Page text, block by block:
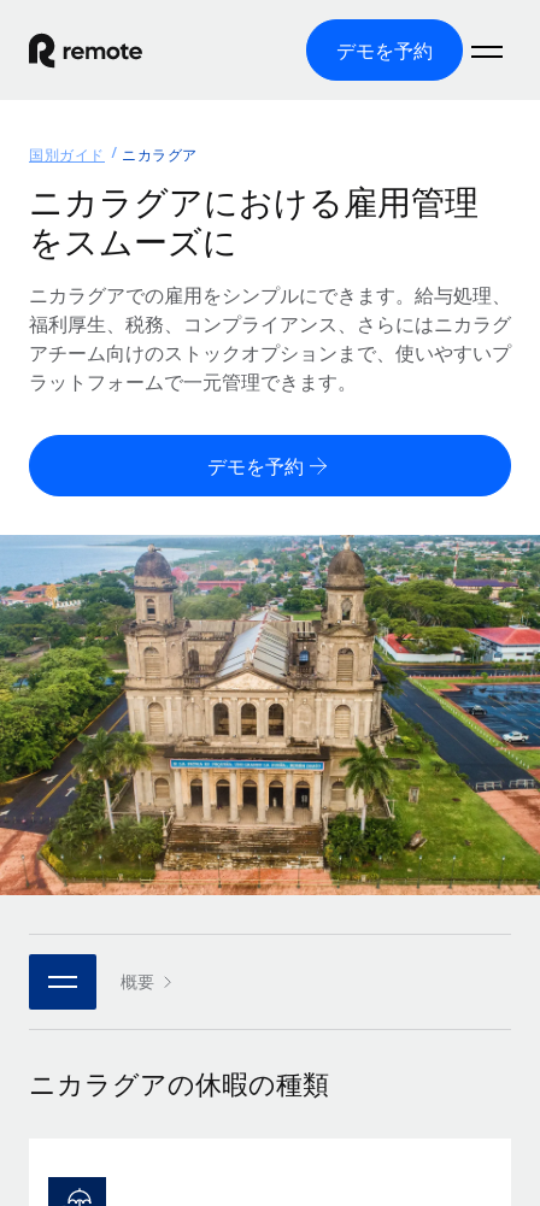
デモを予約
グローバル雇用
グローバル給与処理
コンプライアンス対応の給与処理を手軽に
Employer of Record（EOR）
グローバル展開をコストをかけずに実現
Contractor of Record
世界中の契約社員と法令を遵守して契約
世界中の契約社員をオンボーディングし、管理
PEO
複雑な雇用関連業務を外部委託
インフラ
Remote統合
人事機能をワークフローにシームレスに統合する
プラットフォーム
チームのための人事の基本機能を内蔵
接続 新しい
当社のMCPを使用して、あらゆるAIツールをRemoteに接続
統合
基本的なビジネスツールを活用して業務プロセスを効率化す
グローバル人事・コンプライアンスの専門サポート
ソリューション
各国の制度に対応
国別ガイド
/国別のグローバル雇用支援を検索する
Remoteを他社と比較
成長の段階
スタートアップ
成長中の企業向けのアジャイルなグローバルHR・給与処理ソ
リューション
ミッドマーケット
カスタマイズされた人事ソリューションでチームを拡大する
企業
大企業向けのグローバルHR
パートナーに登録
戦略的テクノロジーパートナー
グローバルな人事機能を柔軟に自社プラットフォームへ統合
当社とのパートナーシップの可能性を検討する
リソース
ツールと計算ツール
従業員コスト計算ツール
契約社員の報酬計算ツール
グローバルな契約社員向けに、通貨オプションと支払スピー
ドを確認する
REMOTEで学習
リサーチおよびガイド
活用事例
HR用語集
チェックリストおよびテンプレート
職務内容ライブラリ
ウェビナー
イベント
ニュースルーム
情報センター
価格
English
Nederlands
Français
Deutsch
Español
Italiano
Português (Portugal)
日本語
한국어
ログイン
国別ガイド ニカラグア
ニカラグアにおける雇用管理
をスムーズに
ニカラグアでの雇用をシンプルにできます。給与処理、
福利厚生、税務、コンプライアンス、さらにはニカラグ
アチーム向けのストックオプションまで、使いやすいプ
ラットフォームで一元管理できます。
デモを予約
概要
ニカラグアの休暇の種類